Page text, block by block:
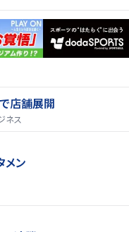
店舗展開
ネス
メン